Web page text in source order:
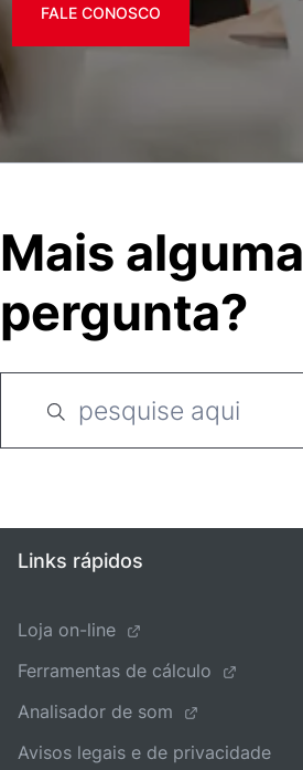
FALE CONOSCO
Mais alguma
pergunta?
Links rápidos
Loja on-line
Ferramentas de cálculo
Analisador de som
Avisos legais e de privacidade